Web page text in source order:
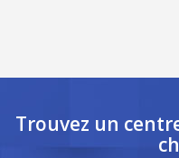
Trouvez un